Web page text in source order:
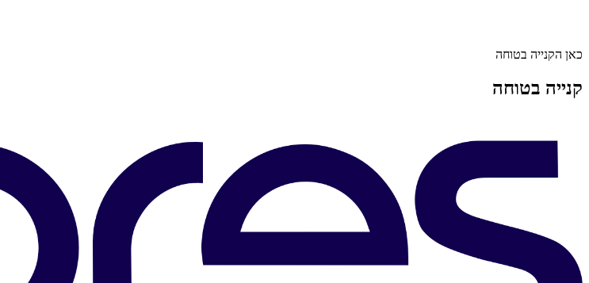
כאן הקנייה בטוחה
קנייה בטוחה